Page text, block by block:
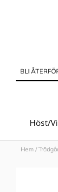
BLI
Höst/
Hem /